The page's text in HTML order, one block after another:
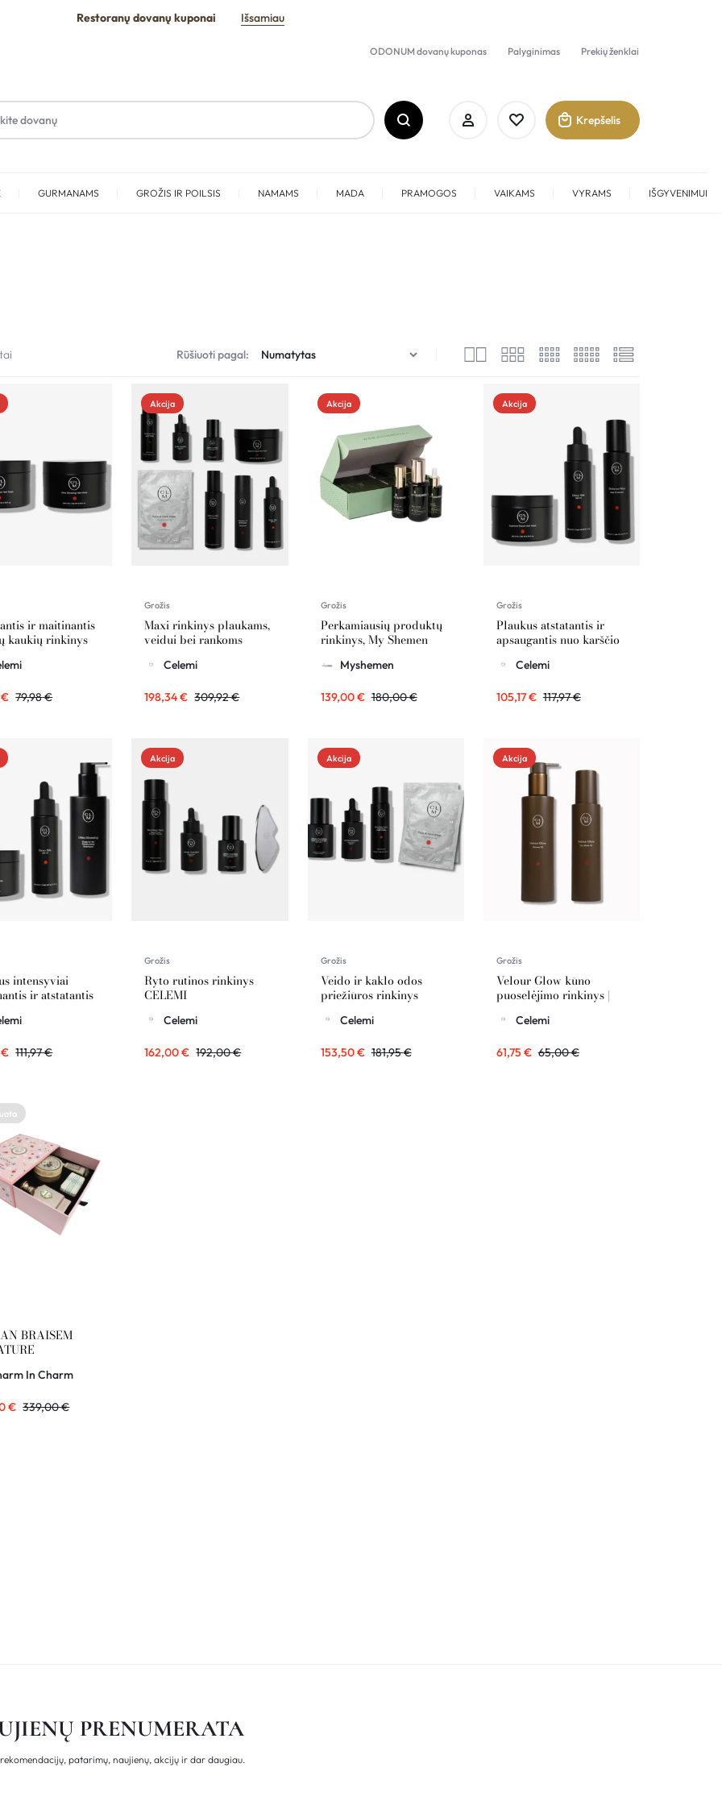
Restoranų dovanų kuponai Išsamiau
ODONUM dovanų kuponas Palyginimas Prekių ženklai
Sekti užsakymą
Pagalba
Krepšelis
GURMANAMS GROŽIS IR POILSIS NAMAMS MADA PRAMOGOS VAIKAMS VYRAMS IŠGYVENIMUI
Rūšiuoti pagal:
ir maitinantis
kaukių rinkinys
79,98€
€
Akcija
Grožis
Maxi rinkinys plaukams,
veidui bei rankoms
Celemi
309,92€
198,34€
Akcija
Grožis
Perkamiausių produktų
rinkinys, My Shemen
Myshemen
180,00€
139,00€
Akcija
Grožis
Plaukus atstatantis ir
apsaugantis nuo karščio
Celemi
117,97€
105,17€
intensyviai
ir atstatantis
111,97€
€
Akcija
Grožis
Ryto rutinos rinkinys
CELEMI
Celemi
192,00€
162,00€
Akcija
Grožis
Veido ir kaklo odos
priežiūros rinkinys
Celemi
181,95€
153,50€
Akcija
Grožis
Velour Glow kūno
puoselėjimo rinkinys |
Celemi
65,00€
61,75 €
BRAISEM
In Charm
339,00€
€
PRENUMERATA
patarimų, naujienų, akcijų ir dar daugiau.